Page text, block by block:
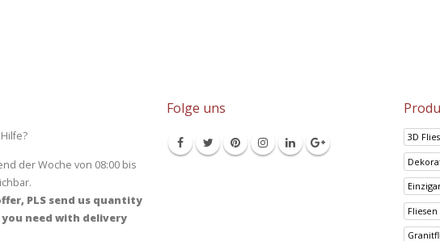
der Woche von 08:00 bis
PLS send us quantity
need with delivery
Folge uns
3D